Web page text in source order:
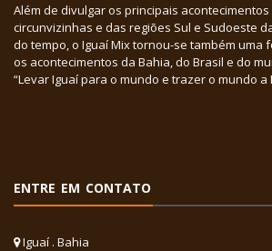
Além de divulgar os principais
circunvizinhas e das regiões Sul e Sudoeste
do tempo, o Iguaí Mix tornou-se também uma
os acontecimentos da Bahia, do Brasil e do
“Levar Iguaí para o mundo e trazer o mundo a
ENTRE EM CONTATO
Iguaí . Bahia